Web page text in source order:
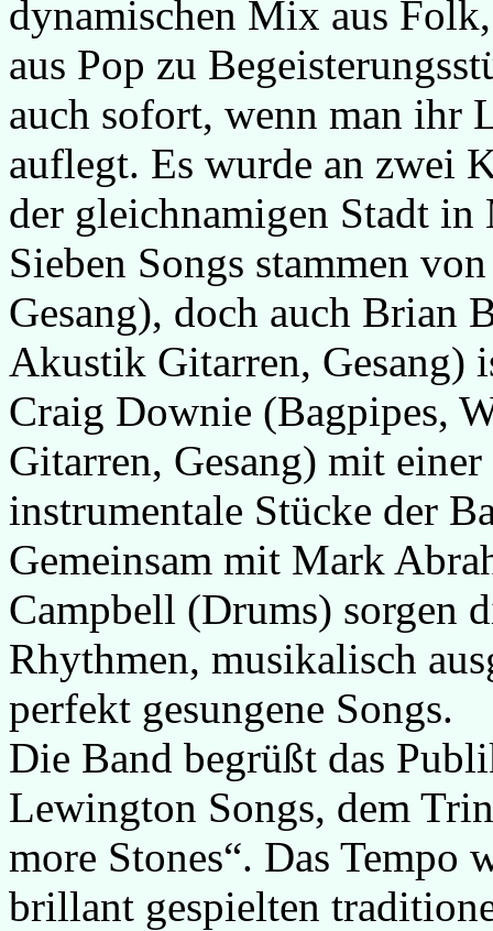
dynamischen Mix aus
aus Pop zu
auch sofort, wenn man ihr
auflegt. Es wurde an zwei
der gleichnamigen Stadt in
Sieben Songs stammen
Gesang), doch auch Brian
Akustik Gitarren, Gesang)
Craig Downie (Bagpipes,
Gitarren, Gesang) mit
instrumentale Stücke der
Gemeinsam mit Mark
Campbell (Drums) sorgen
Rhythmen, musikalisch
perfekt gesungene Songs.
Die Band begrüßt das
Lewington Songs, dem
more Stones“. Das
brillant gespielten